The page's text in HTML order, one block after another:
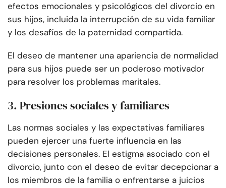
efectos emocionales y psicológicos del divorcio en
sus hijos, incluida la interrupción de su vida familiar
y los desafíos de la paternidad compartida.
El deseo de mantener una apariencia de normalidad
para sus hijos puede ser un poderoso motivador
para resolver los problemas maritales.
3. Presiones sociales y familiares
Las normas sociales y las expectativas familiares
pueden ejercer una fuerte influencia en las
decisiones personales. El estigma asociado con el
divorcio, junto con el deseo de evitar decepcionar a
los miembros de la familia o enfrentarse a juicios